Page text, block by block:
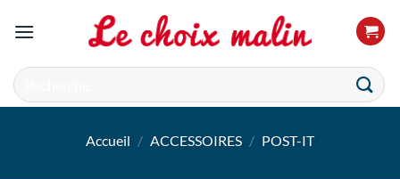
Recherche
pour :
Accueil / ACCESSOIRES / POST-IT